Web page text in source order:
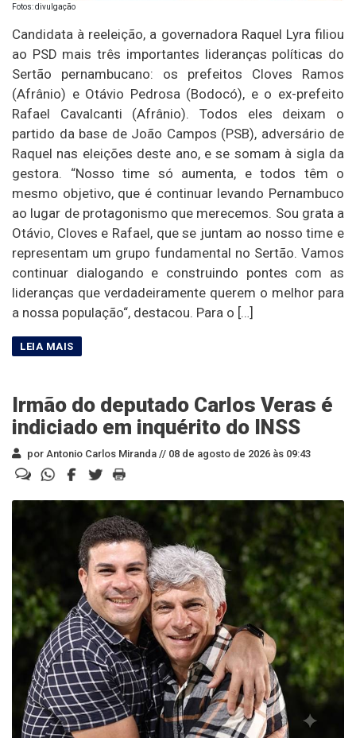
Fotos: divulgação
Candidata à reeleição, a governadora Raquel Lyra filiou
ao PSD mais três importantes lideranças políticas do
Sertão pernambucano: os prefeitos Cloves Ramos
(Afrânio) e Otávio Pedrosa (Bodocó), e o ex-prefeito
Rafael Cavalcanti (Afrânio). Todos eles deixam o
partido da base de João Campos (PSB), adversário de
Raquel nas eleições deste ano, e se somam à sigla da
gestora. “Nosso time só aumenta, e todos têm o
mesmo objetivo, que é continuar levando Pernambuco
ao lugar de protagonismo que merecemos. Sou grata a
Otávio, Cloves e Rafael, que se juntam ao nosso time e
representam um grupo fundamental no Sertão. Vamos
continuar dialogando e construindo pontes com as
lideranças que verdadeiramente querem o melhor para
a nossa população“, destacou. Para o […]
Irmão do deputado Carlos Veras é
indiciado em inquérito do INSS
por Antonio Carlos Miranda // 08 de agosto de 2026 às 09:43